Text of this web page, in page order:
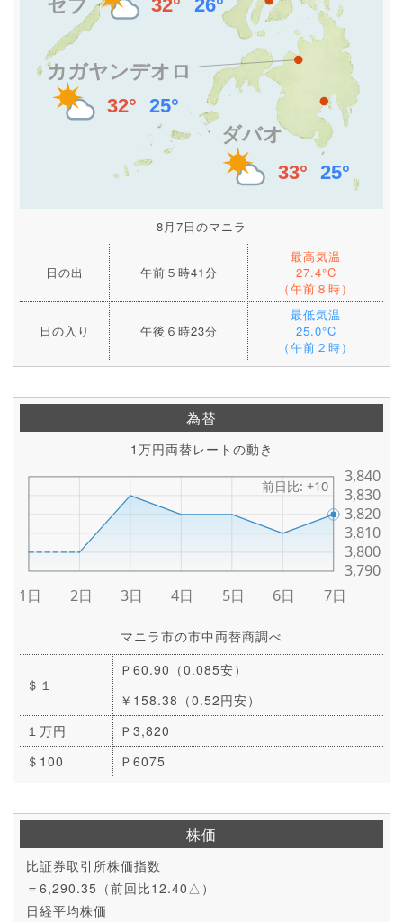
8月7日のマニラ
日の出 午前５時41分
最高気温
27.4°C
（午前８時）
日の入り 午後６時23分
最低気温
25.0°C
（午前２時）
為替
1万円両替レートの動き
マニラ市の市中両替商調べ
＄１
Ｐ60.90（0.085安）
￥158.38（0.52円安）
１万円
Ｐ3,820
＄100
Ｐ6075
株価
比証券取引所株価指数
＝6,290.35（前回比12.40△）
日経平均株価